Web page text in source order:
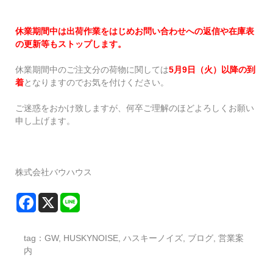
休業期間中は出荷作業をはじめお問い合わせへの返信や在庫表
の更新等もストップします。
休業期間中のご注文分の荷物に関しては5月9日（火）以降の到
着となりますのでお気を付けください。
ご迷惑をおかけ致しますが、何卒ご理解のほどよろしくお願い
申し上げます。
株式会社バウハウス
tag：GW, HUSKYNOISE ,ハスキーノイズ ブログ ,営業案
内